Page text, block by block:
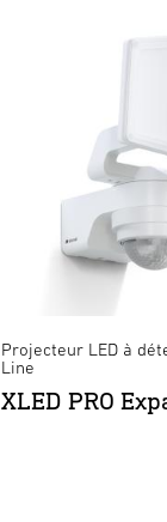
Projecteur LED à
Line
XLED PRO